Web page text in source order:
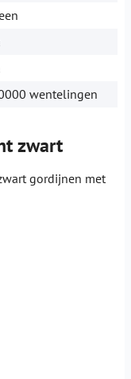
wentelingen
zwart
gordijnen met